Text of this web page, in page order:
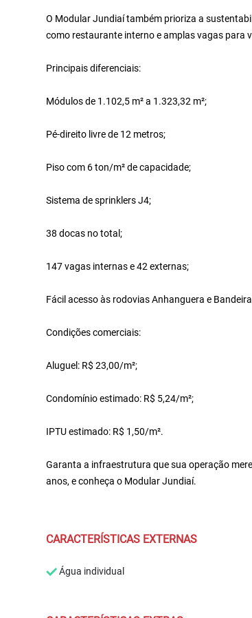
O Modular Jundiaí também prioriza a
como restaurante interno e amplas vagas para
Principais diferenciais:
Módulos de 1.102,5 m² a 1.323,32 m²;
Pé-direito livre de 12 metros;
Piso com 6 ton/m² de capacidade;
Sistema de sprinklers J4;
38 docas no total;
147 vagas internas e 42 externas;
Fácil acesso às rodovias Anhanguera e
Condições comerciais:
Aluguel: R$ 23,00/m²;
Condomínio estimado: R$ 5,24/m²;
IPTU estimado: R$ 1,50/m².
Garanta a infraestrutura que sua operação
anos, e conheça o Modular Jundiaí.
CARACTERÍSTICAS EXTERNAS
Água individual